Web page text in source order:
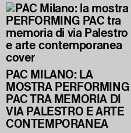
PAC MILANO: LA
MOSTRA PERFORMING
PAC TRA MEMORIA DI
VIA PALESTRO E ARTE
CONTEMPORANEA